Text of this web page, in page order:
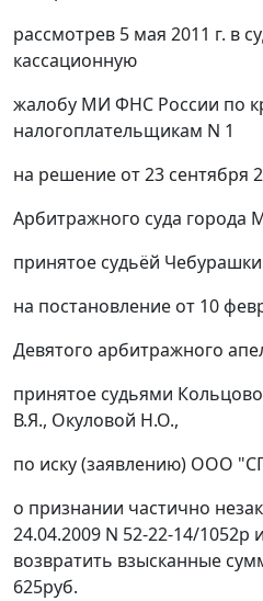
рассмотрев 5 мая 2011 г. в
кассационную
жалобу МИ ФНС России по
налогоплательщикам N 1
на решение от 23 сентября
Арбитражного суда города
принятое судьёй
на постановление от 10
Девятого арбитражного
принятое судьями
В.Я., Окуловой Н.О.,
по иску (заявлению) ООО
о признании частично
24.04.2009 N 52-22-14/1052р
возвратить взысканные
625руб.